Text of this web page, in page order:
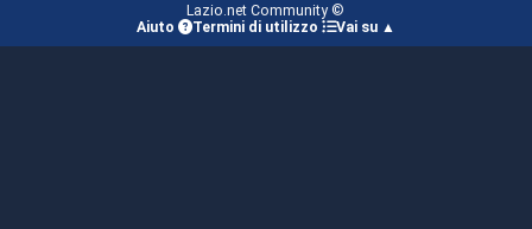
Lazio.net Community ©
Aiuto
Termini di utilizzo Vai su ▲